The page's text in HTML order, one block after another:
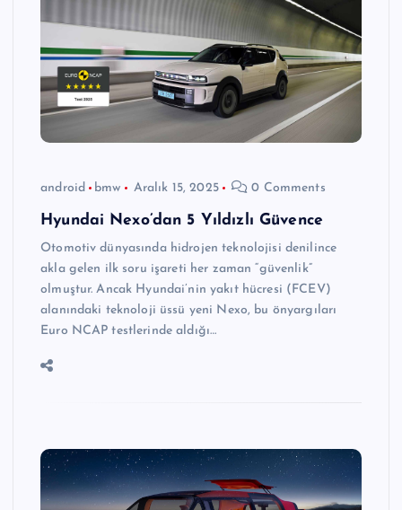
android bmw Aralık 15, 2025 0 Comments
Hyundai Nexo’dan 5 Yıldızlı Güvence
Otomotiv dünyasında hidrojen teknolojisi denilince
akla gelen ilk soru işareti her zaman “güvenlik”
olmuştur. Ancak Hyundai’nin yakıt hücresi (FCEV)
alanındaki teknoloji üssü yeni Nexo, bu önyargıları
Euro NCAP testlerinde aldığı…